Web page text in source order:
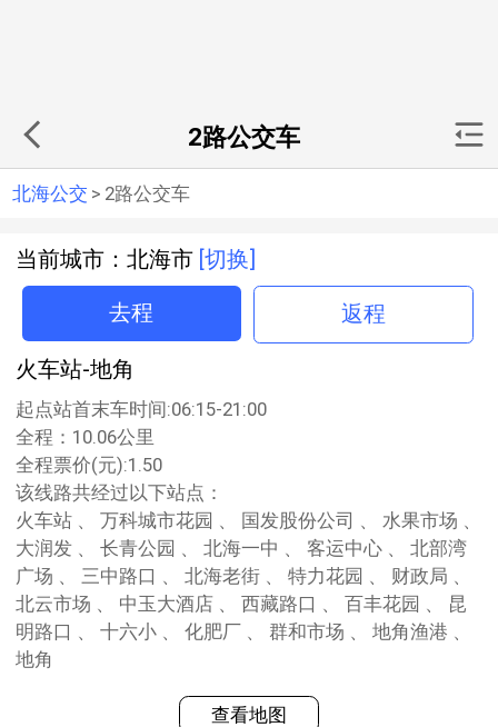
2路公交车
北海公交 > 2路公交车
当前城市：北海市 [切换]
去程 返程
火车站-地角
起点站首末车时间:06:15-21:00
全程：10.06公里
全程票价(元):1.50
该线路共经过以下站点：
火车站 、 万科城市花园 、 国发股份公司 、 水果市场 、
大润发 、 长青公园 、 北海一中 、 客运中心 、 北部湾
广场 、 三中路口 、 北海老街 、 特力花园 、 财政局 、
北云市场 、 中玉大酒店 、 西藏路口 、 百丰花园 、 昆
明路口 、 十六小 、 化肥厂 、 群和市场 、 地角渔港 、
地角
查看地图